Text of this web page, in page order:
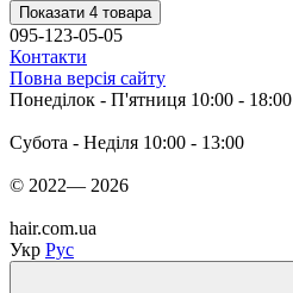
Показати 4 товара
095-123-05-05
Контакти
Повна версія сайту
Понеділок - П'ятниця 10:00 - 18:00
Субота - Неділя 10:00 - 13:00
© 2022— 2026
hair.com.ua
Укр Рус